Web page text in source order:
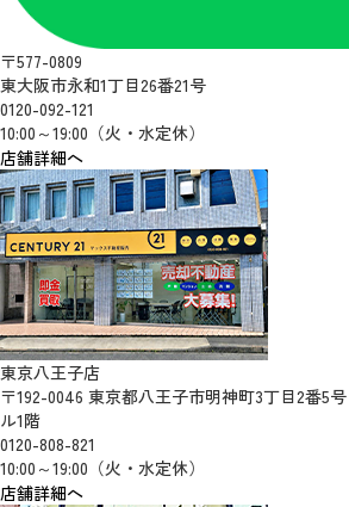
〒577-0809
東大阪市永和1丁目26番21号
0120-092-121
10:00～19:00（火・水定休）
店舗詳細へ
東京八王子店
〒192-0046 東京都八王子市明神町3丁目2番5
ル1階
0120-808-821
10:00～19:00（火・水定休）
店舗詳細へ